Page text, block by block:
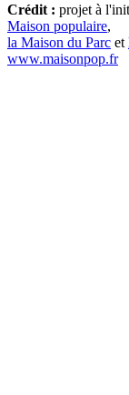
Crédit : projet à
Maison populaire,
la Maison du Parc et
www.maisonpop.fr